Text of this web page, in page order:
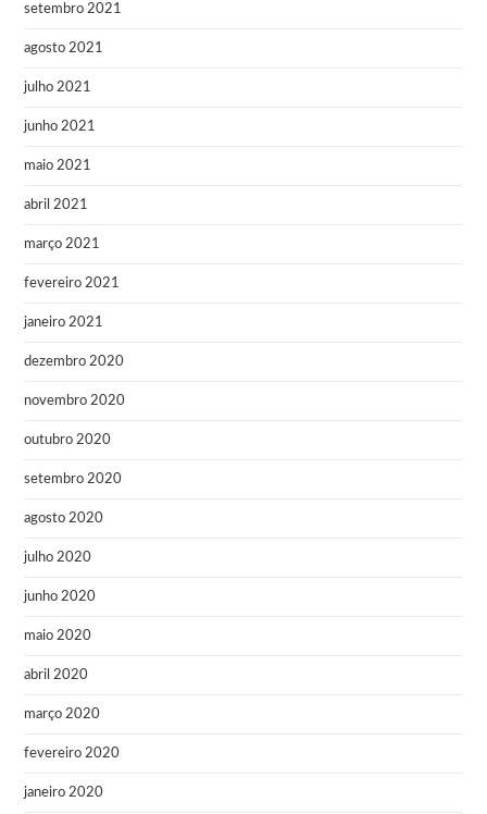
setembro 2021
agosto 2021
julho 2021
junho 2021
maio 2021
abril 2021
março 2021
fevereiro 2021
janeiro 2021
dezembro 2020
novembro 2020
outubro 2020
setembro 2020
agosto 2020
julho 2020
junho 2020
maio 2020
abril 2020
março 2020
fevereiro 2020
janeiro 2020